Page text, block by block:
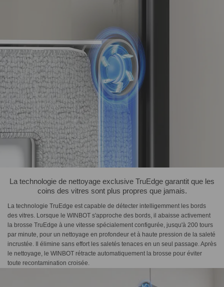
La technologie de nettoyage exclusive TruEdge garantit que les
coins des vitres sont plus propres que jamais.
La technologie TruEdge est capable de détecter intelligemment les bords
des vitres. Lorsque le WINBOT s'approche des bords, il abaisse activement
la brosse TruEdge à une vitesse spécialement configurée, jusqu'à 200 tours
par minute, pour un nettoyage en profondeur et à haute pression de la saleté
incrustée. Il élimine sans effort les saletés tenaces en un seul passage. Après
le nettoyage, le WINBOT rétracte automatiquement la brosse pour éviter
toute recontamination croisée.